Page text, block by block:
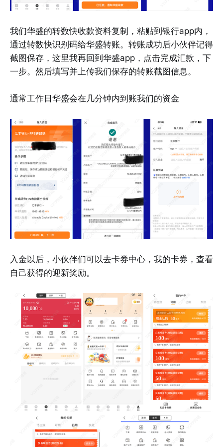
我们华盛的转数快收款资料复制，粘贴到银行app内，
通过转数快识别码给华盛转账。转账成功后小伙伴记得
截图保存，这里我再回到华盛app，点击完成汇款，下
一步。然后填写并上传我们保存的转账截图信息。
通常工作日华盛会在几分钟内到账我们的资金
入金以后，小伙伴们可以去卡券中心，我的卡券，查看
自己获得的迎新奖励。